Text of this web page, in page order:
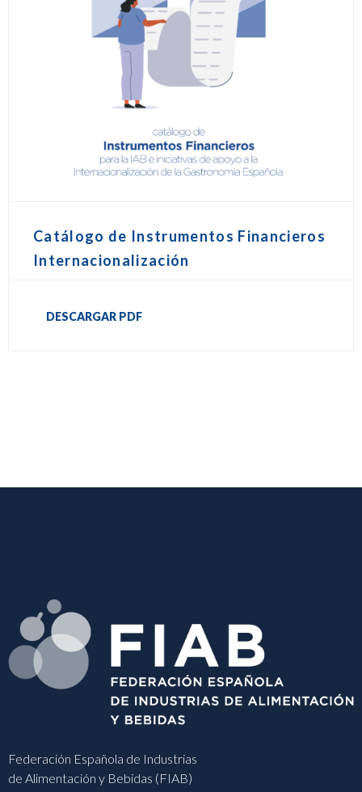
Catálogo de Instrumentos Financieros
Internacionalización
DESCARGAR PDF
Federación Española de Industrias
de Alimentación y Bebidas (FIAB)